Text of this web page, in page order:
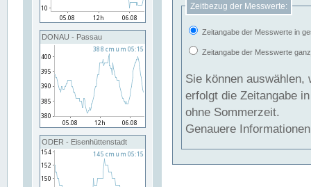
DONAU - Passau
ODER - Eisenhüttenstadt
Zeitbezug der Messwerte:
Zeitangabe der Messwerte in
Zeitangabe der Messwerte
Sie können auswählen,
erfolgt die Zeitangabe
ohne Sommerzeit.
Genauere